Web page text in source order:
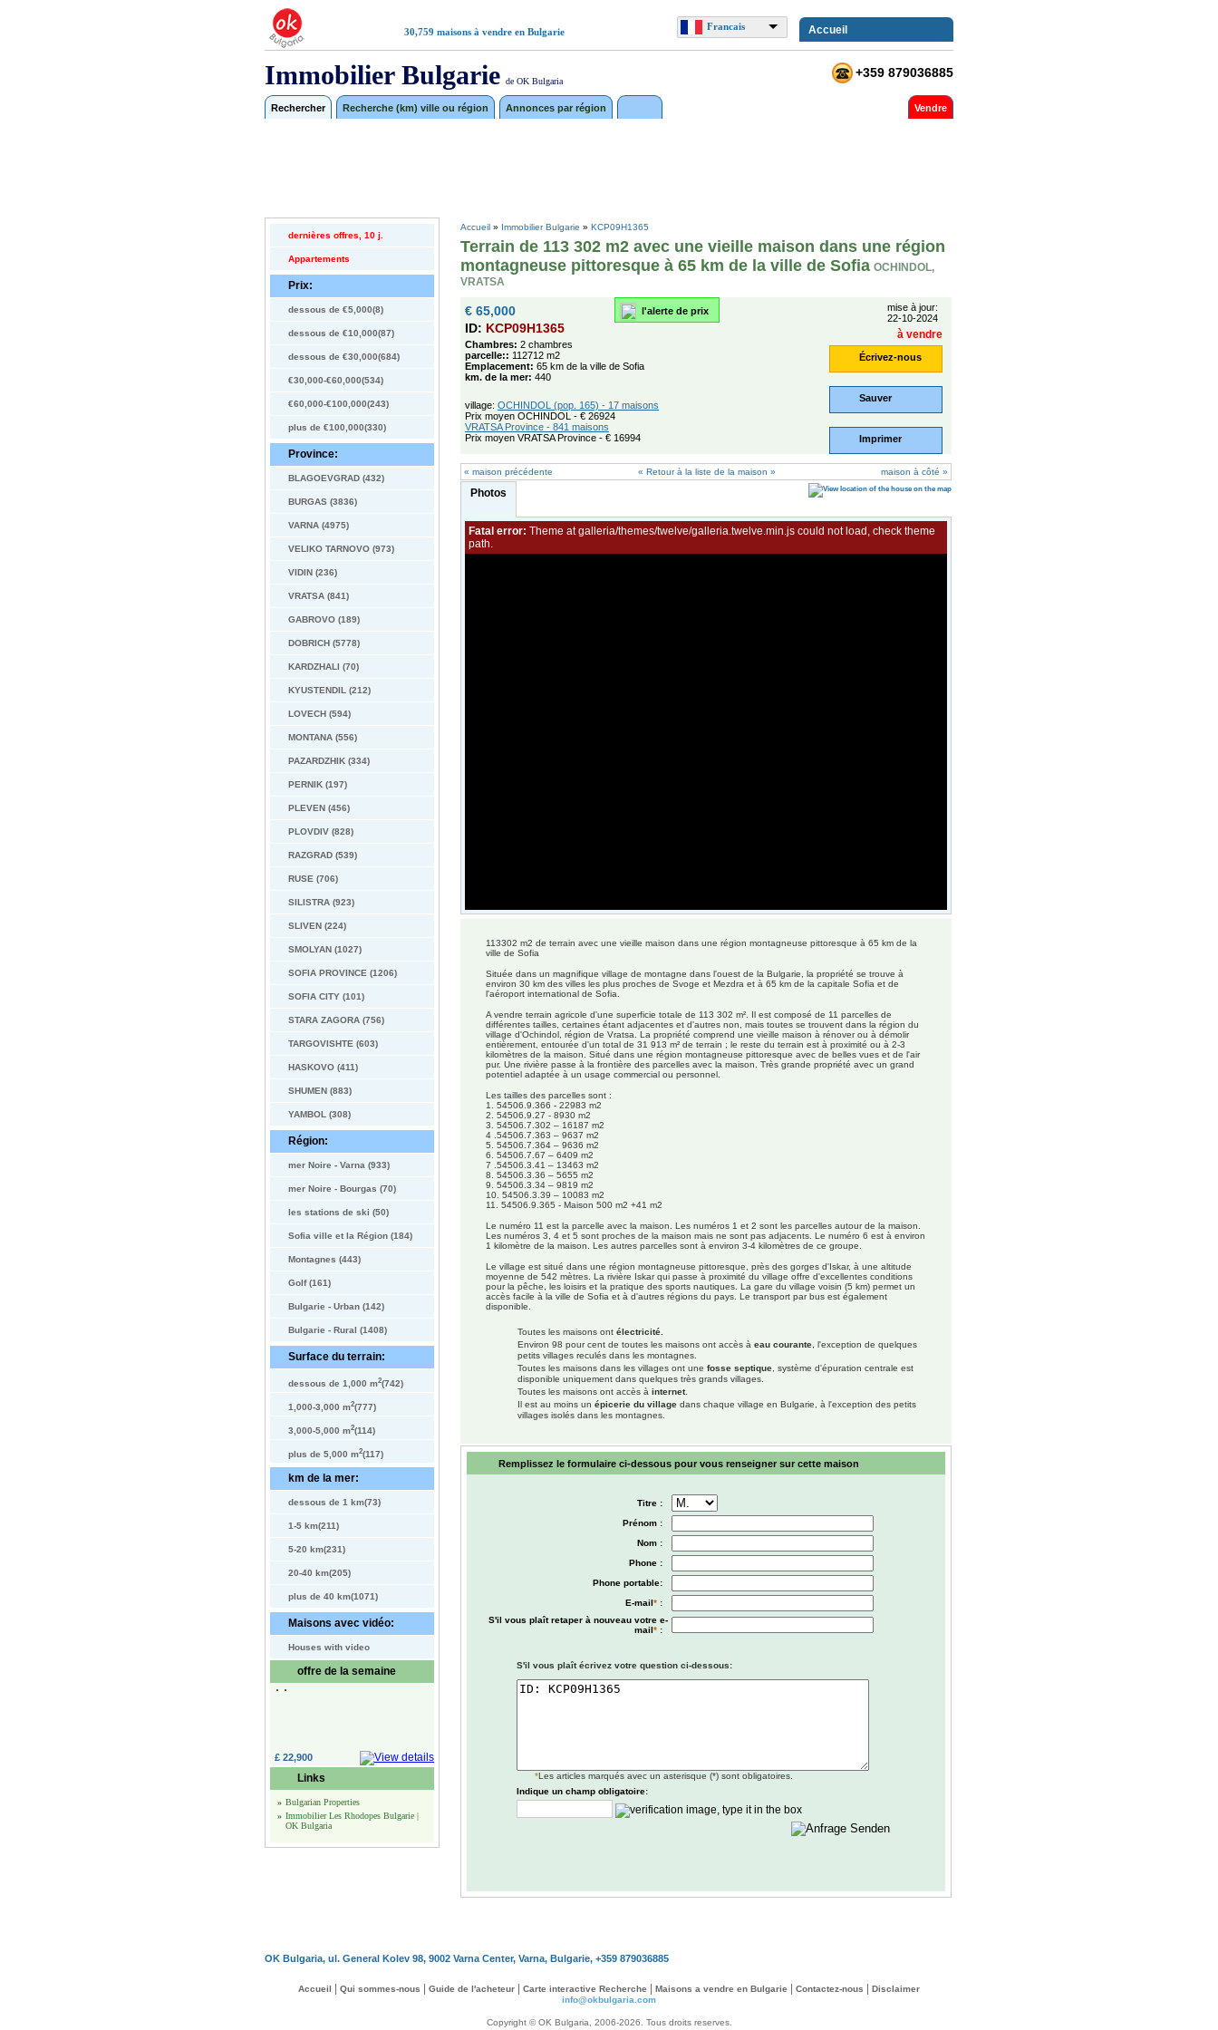
30,759 maisons à vendre en Bulgarie Francais Accueil
Immobilier Bulgarie de OK Bulgaria
+359 879036885
Rechercher Recherche (km) ville ou région Annonces par région Vendre
dernières offres, 10 j.
Appartements
Prix:
dessous de €5,000(8)
dessous de €10,000(87)
dessous de €30,000(684)
€30,000-€60,000(534)
€60,000-€100,000(243)
plus de €100,000(330)
Province:
BLAGOEVGRAD (432)
BURGAS (3836)
VARNA (4975)
VELIKO TARNOVO (973)
VIDIN (236)
VRATSA (841)
GABROVO (189)
DOBRICH (5778)
KARDZHALI (70)
KYUSTENDIL (212)
LOVECH (594)
MONTANA (556)
PAZARDZHIK (334)
PERNIK (197)
PLEVEN (456)
PLOVDIV (828)
RAZGRAD (539)
RUSE (706)
SILISTRA (923)
SLIVEN (224)
SMOLYAN (1027)
SOFIA PROVINCE (1206)
SOFIA CITY (101)
STARA ZAGORA (756)
TARGOVISHTE (603)
HASKOVO (411)
SHUMEN (883)
YAMBOL (308)
Région:
mer Noire - Varna (933)
mer Noire - Bourgas (70)
les stations de ski (50)
Sofia ville et la Région (184)
Montagnes (443)
Golf (161)
Bulgarie - Urban (142)
Bulgarie - Rural (1408)
Surface du terrain:
dessous de 1,000 m2(742)
1,000-3,000 m2(777)
3,000-5,000 m2(114)
plus de 5,000 m2(117)
km de la mer:
dessous de 1 km(73)
1-5 km(211)
5-20 km(231)
20-40 km(205)
plus de 40 km(1071)
Maisons avec vidéo:
Houses with video
offre de la semaine
£ 22,900
Links
» Bulgarian Properties
» Immobilier Les Rhodopes Bulgarie |
OK Bulgaria
Accueil » Immobilier Bulgarie » KCP09H1365
Terrain de 113 302 m2 avec une vieille maison dans une région
montagneuse pittoresque à 65 km de la ville de Sofia OCHINDOL,
VRATSA
€ 65,000 l'alerte de prix
mise à jour:
22-10-2024
à vendre
Écrivez-nous
Sauver
Imprimer
ID: KCP09H1365
Chambres: 2 chambres
parcelle:: 112712 m2
Emplacement: 65 km de la ville de Sofia
km. de la mer: 440
village: OCHINDOL (pop. 165) - 17 maisons
Prix ​​moyen OCHINDOL - € 26924
VRATSA Province - 841 maisons
Prix ​​moyen VRATSA Province - € 16994
« maison précédente « Retour à la liste de la maison » maison à côté »
Photos
Fatal error: Theme at galleria/themes/twelve/galleria.twelve.min.js could not load, check theme
path.
113302 m2 de terrain avec une vieille maison dans une région montagneuse pittoresque à 65 km de la
ville de Sofia
Située dans un magnifique village de montagne dans l'ouest de la Bulgarie, la propriété se trouve à
environ 30 km des villes les plus proches de Svoge et Mezdra et à 65 km de la capitale Sofia et de
l'aéroport international de Sofia.
A vendre terrain agricole d'une superficie totale de 113 302 m². Il est composé de 11 parcelles de
différentes tailles, certaines étant adjacentes et d'autres non, mais toutes se trouvent dans la région du
village d'Ochindol, région de Vratsa. La propriété comprend une vieille maison à rénover ou à démolir
entièrement, entourée d'un total de 31 913 m² de terrain ; le reste du terrain est à proximité ou à 2-3
kilomètres de la maison. Situé dans une région montagneuse pittoresque avec de belles vues et de l'air
pur. Une rivière passe à la frontière des parcelles avec la maison. Très grande propriété avec un grand
potentiel adaptée à un usage commercial ou personnel.
Les tailles des parcelles sont :
1. 54506.9.366 - 22983 m2
2. 54506.9.27 - 8930 m2
3. 54506.7.302 – 16187 m2
4 .54506.7.363 – 9637 m2
5. 54506.7.364 – 9636 m2
6. 54506.7.67 – 6409 m2
7 .54506.3.41 – 13463 m2
8. 54506.3.36 – 5655 m2
9. 54506.3.34 – 9819 m2
10. 54506.3.39 – 10083 m2
11. 54506.9.365 - Maison 500 m2 +41 m2
Le numéro 11 est la parcelle avec la maison. Les numéros 1 et 2 sont les parcelles autour de la maison.
Les numéros 3, 4 et 5 sont proches de la maison mais ne sont pas adjacents. Le numéro 6 est à environ
1 kilomètre de la maison. Les autres parcelles sont à environ 3-4 kilomètres de ce groupe.
Le village est situé dans une région montagneuse pittoresque, près des gorges d'Iskar, à une altitude
moyenne de 542 mètres. La rivière Iskar qui passe à proximité du village offre d'excellentes conditions
pour la pêche, les loisirs et la pratique des sports nautiques. La gare du village voisin (5 km) permet un
accès facile à la ville de Sofia et à d'autres régions du pays. Le transport par bus est également
disponible.
Toutes les maisons ont électricité.
Environ 98 pour cent de toutes les maisons ont accès à eau courante , l'exception de quelques
petits villages reculés dans les montagnes.
Toutes les maisons dans les villages ont une fosse septique , système d'épuration centrale est
disponible uniquement dans quelques très grands villages.
Toutes les maisons ont accès à internet.
Il est au moins un épicerie du village dans chaque village en Bulgarie, à l'exception des petits
villages isolés dans les montagnes.
Remplissez le formulaire ci-dessous pour vous renseigner sur cette maison
Titre :
Prénom :
Nom :
Phone :
Phone portable:
E-mail* :
S'il vous plaît retaper à nouveau votre e-
mail* :
S'il vous plaît écrivez votre question ci-dessous:
*Les articles marqués avec un asterisque (*) sont obligatoires.
Indique un champ obligatoire:
OK Bulgaria, ul. General Kolev 98, 9002 Varna Center, Varna, Bulgarie, +359 879036885
Accueil Qui sommes-nous Guide de l'acheteur Carte interactive Recherche Maisons a vendre en Bulgarie Contactez-nous
Disclaimer
info@okbulgaria.com
Copyright © OK Bulgaria, 2006-2026. Tous droits reserves.